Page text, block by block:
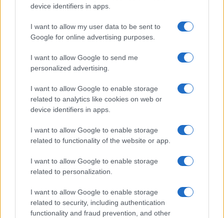
device identifiers in apps.
I want to allow my user data to be sent to
Google for online advertising purposes.
I want to allow Google to send me
personalized advertising.
I want to allow Google to enable storage
related to analytics like cookies on web or
device identifiers in apps.
I want to allow Google to enable storage
related to functionality of the website or app.
I want to allow Google to enable storage
related to personalization.
I want to allow Google to enable storage
related to security, including authentication
functionality and fraud prevention, and other
Arrestati cinque agenti della polizia locale di Milano: le
Alessandro Tassinari · 7 Ago 2026
Don Antonio Mazzi: l’ultimo saluto a Milano tra
emozioni e canti
Marco Tessari · 3 Ago 2026